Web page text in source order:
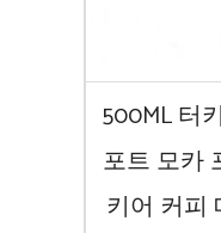
500ML 터
포트 모카
키어 커피